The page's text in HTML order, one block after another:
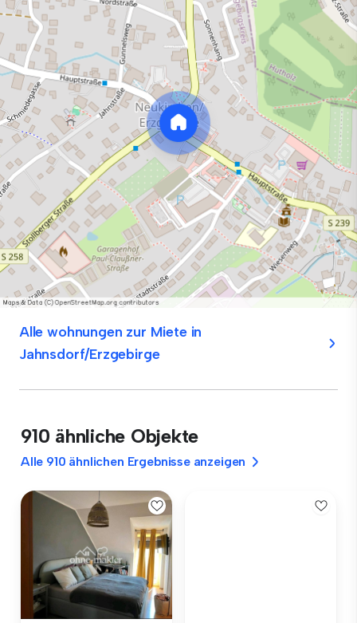
Alle wohnungen zur Miete in
Jahnsdorf/Erzgebirge
910 ähnliche Objekte
Alle 910 ähnlichen Ergebnisse anzeigen